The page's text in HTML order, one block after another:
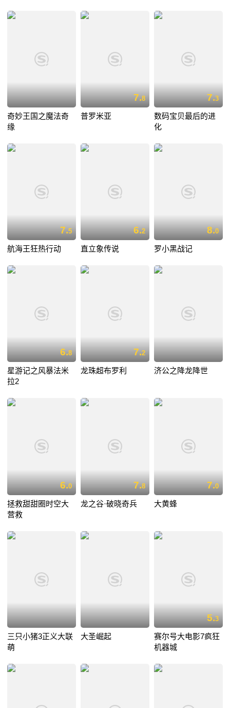
奇妙王国之魔法奇
缘
7.8
普罗米亚
7.3
数码宝贝最后的进
化
7.5
航海王狂热行动
6.2
直立象传说
8.0
罗小黑战记
6.8
星游记之风暴法米
拉2
7.2
龙珠超布罗利 济公之降龙降世
6.0
拯救甜甜圈时空大
营救
7.8
龙之谷·破晓奇兵
7.0
大黄蜂
三只小猪3正义大联
萌
大圣崛起
5.3
赛尔号大电影7疯狂
机器城